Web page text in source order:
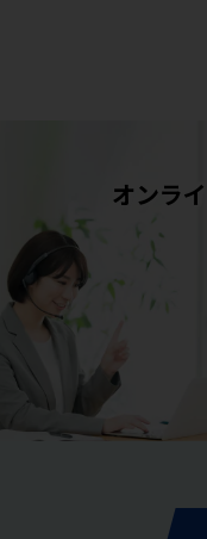
オンラ